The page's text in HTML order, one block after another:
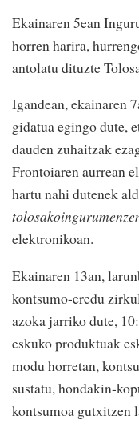
Ekainaren 5ean
horren harira,
antolatu dituzte
Igandean, ekainaren
gidatua egingo dute,
dauden zuhaitzak
Frontoiaren aurrean
hartu nahi dutenek
elektronikoan.
Ekainaren 13an,
kontsumo-eredu
azoka jarriko dute,
eskuko produktuak
modu horretan,
sustatu, hondakin-
kontsumoa gutxitzen